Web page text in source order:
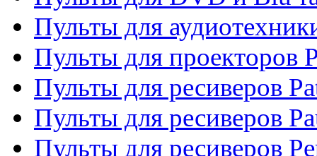
Пульты для
Пульты для проекторов
Пульты для ресиверов
Пульты для ресиверов
Пульты для ресиверов